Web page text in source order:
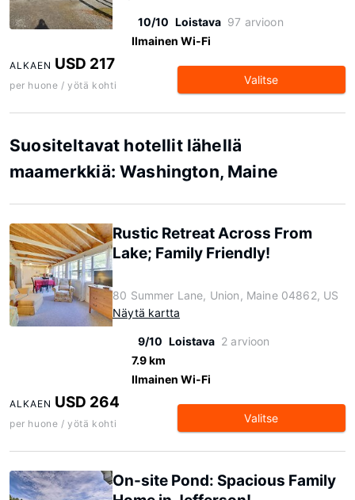
10/10 Loistava 97 arvioon
Ilmainen Wi-Fi
ALKAEN USD 217
per huone / yötä kohti Valitse
Suositeltavat hotellit lähellä
maamerkkiä: Washington, Maine
Rustic Retreat Across From
Lake; Family Friendly!
80 Summer Lane, Union, Maine 04862, US
Näytä kartta
9/10 Loistava 2 arvioon
7.9 km
Ilmainen Wi-Fi
ALKAEN USD 264
per huone / yötä kohti Valitse
On-site Pond: Spacious Family